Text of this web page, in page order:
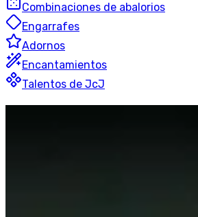
Combinaciones de abalorios
Engarrafes
Adornos
Encantamientos
Talentos de JcJ